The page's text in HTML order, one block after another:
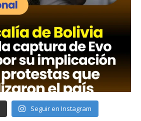
Seguir en Instagram